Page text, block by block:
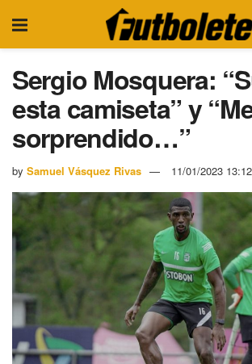
Sergio Mosquera:
esta camiseta” y
sorprendido…”
by Samuel Vásquez Rivas 11/01/2023 13:12